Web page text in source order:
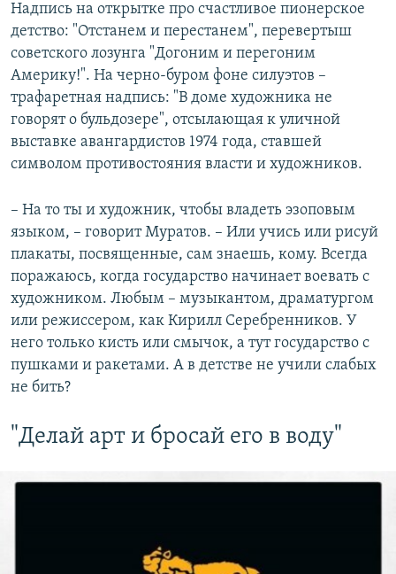
Надпись на открытке про счастливое пионерское
детство: "Отстанем и перестанем", перевертыш
советского лозунга "Догоним и перегоним
Америку!". На черно-буром фоне силуэтов –
трафаретная надпись: "В доме художника не
говорят о бульдозере", отсылающая к уличной
выставке авангардистов 1974 года, ставшей
символом противостояния власти и художников.
– На то ты и художник, чтобы владеть эзоповым
языком, – говорит Муратов. – Или учись или рисуй
плакаты, посвященные, сам знаешь, кому. Всегда
поражаюсь, когда государство начинает воевать с
художником. Любым – музыкантом, драматургом
или режиссером, как Кирилл Серебренников. У
него только кисть или смычок, а тут государство с
пушками и ракетами. А в детстве не учили слабых
не бить?
"Делай арт и бросай его в воду"